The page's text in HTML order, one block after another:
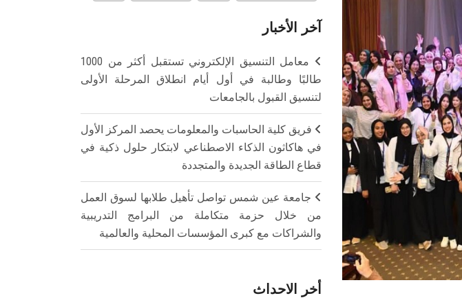
آخر الأخبار
معامل التنسيق الإلكتروني تستقبل أكثر من 1000
طالبًا وطالبة في أول أيام انطلاق المرحلة الأولى
لتنسيق القبول بالجامعات
فريق كلية الحاسبات والمعلومات يحصد المركز الأول
في هاكاثون الذكاء الاصطناعي لابتكار حلول ذكية في
قطاع الطاقة الجديدة والمتجددة
جامعة عين شمس تواصل تأهيل طلابها لسوق العمل
من خلال حزمة متكاملة من البرامج التدريبية
والشراكات مع كبرى المؤسسات المحلية والعالمية
أخر الاحداث